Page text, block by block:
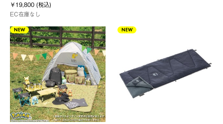
￥19,800 (税込)
EC在庫なし
NEW NEW